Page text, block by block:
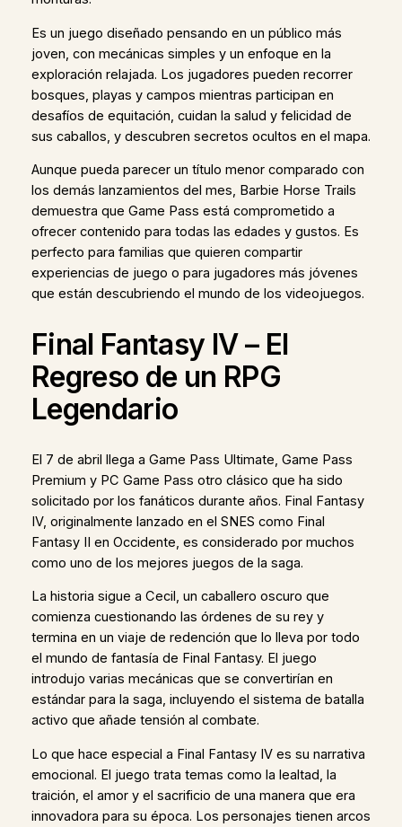
Es un juego diseñado pensando en un público más
joven, con mecánicas simples y un enfoque en la
exploración relajada. Los jugadores pueden recorrer
bosques, playas y campos mientras participan en
desafíos de equitación, cuidan la salud y felicidad de
sus caballos, y descubren secretos ocultos en el mapa.
Aunque pueda parecer un título menor comparado con
los demás lanzamientos del mes, Barbie Horse Trails
demuestra que Game Pass está comprometido a
ofrecer contenido para todas las edades y gustos. Es
perfecto para familias que quieren compartir
experiencias de juego o para jugadores más jóvenes
que están descubriendo el mundo de los videojuegos.
Final Fantasy IV – El
Regreso de un RPG
Legendario
El 7 de abril llega a Game Pass Ultimate, Game Pass
Premium y PC Game Pass otro clásico que ha sido
solicitado por los fanáticos durante años. Final Fantasy
IV, originalmente lanzado en el SNES como Final
Fantasy II en Occidente, es considerado por muchos
como uno de los mejores juegos de la saga.
La historia sigue a Cecil, un caballero oscuro que
comienza cuestionando las órdenes de su rey y
termina en un viaje de redención que lo lleva por todo
el mundo de fantasía de Final Fantasy. El juego
introdujo varias mecánicas que se convertirían en
estándar para la saga, incluyendo el sistema de batalla
activo que añade tensión al combate.
Lo que hace especial a Final Fantasy IV es su narrativa
emocional. El juego trata temas como la lealtad, la
traición, el amor y el sacrificio de una manera que era
innovadora para su época. Los personajes tienen arcos